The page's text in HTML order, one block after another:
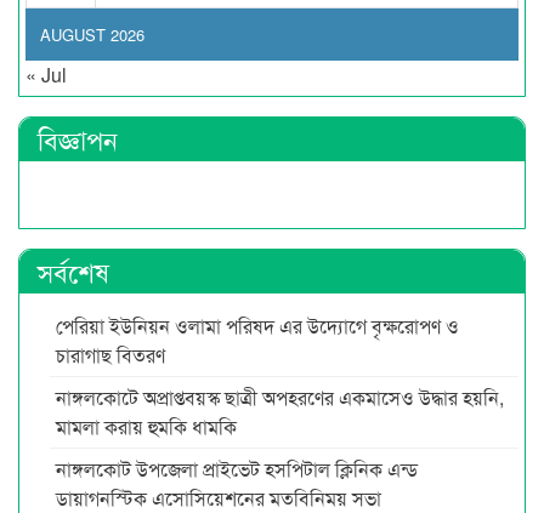
AUGUST 2026
« Jul
বিজ্ঞাপন
সর্বশেষ
পেরিয়া ইউনিয়ন ওলামা পরিষদ এর উদ্যোগে বৃক্ষরোপণ ও
চারাগাছ বিতরণ
নাঙ্গলকোটে অপ্রাপ্তবয়স্ক ছাত্রী অপহরণের একমাসেও উদ্ধার হয়নি,
মামলা করায় হুমকি ধামকি
নাঙ্গলকোট উপজেলা প্রাইভেট হসপিটাল ক্লিনিক এন্ড
ডায়াগনস্টিক এসোসিয়েশনের মতবিনিময় সভা